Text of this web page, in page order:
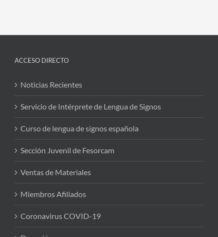
ACCESO DIRECTO
Noticias Recientes
Servicio de Intérprete de Lengua de Signos
Curso de lengua de signos española
Sección Juvenil de Fesorcam
Ventas de Materiales
Miembros Afiliados
Coronavirus COVID-19